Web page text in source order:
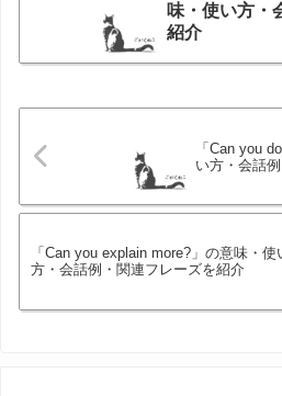
味・使い方・
紹介
「Can you
い方・会話
「Can you explain more?」の意味・使
方・会話例・関連フレーズを紹介